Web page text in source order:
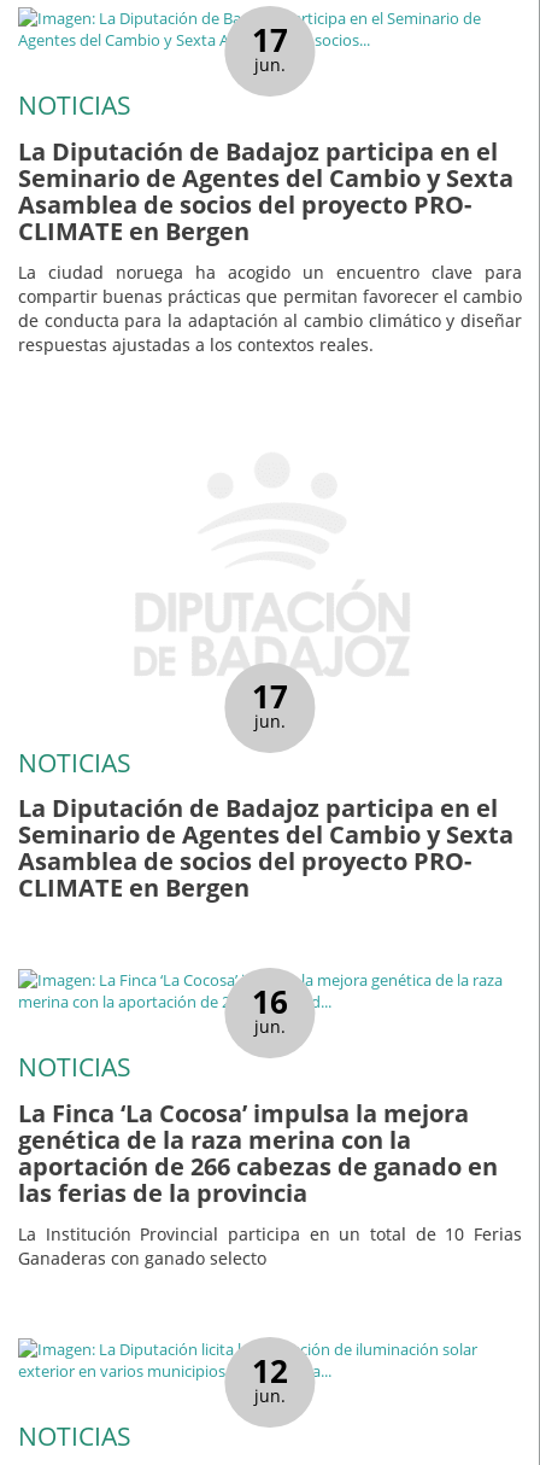
17
jun.
NOTICIAS
La Diputación de Badajoz participa en el
Seminario de Agentes del Cambio y Sexta
Asamblea de socios del proyecto PRO-
CLIMATE en Bergen
La ciudad noruega ha acogido un encuentro clave para
compartir buenas prácticas que permitan favorecer el cambio
de conducta para la adaptación al cambio climático y diseñar
respuestas ajustadas a los contextos reales.
17
jun.
NOTICIAS
La Diputación de Badajoz participa en el
Seminario de Agentes del Cambio y Sexta
Asamblea de socios del proyecto PRO-
CLIMATE en Bergen
16
jun.
NOTICIAS
La Finca ‘La Cocosa’ impulsa la mejora
genética de la raza merina con la
aportación de 266 cabezas de ganado en
las ferias de la provincia
La Institución Provincial participa en un total de 10 Ferias
Ganaderas con ganado selecto
12
jun.
NOTICIAS